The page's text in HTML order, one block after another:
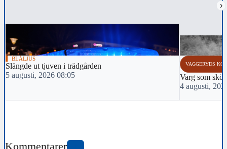
›
BLÅLJUS
Slängde ut tjuven i trädgården
5 augusti, 2026 08:05
VAGGERYDS
Varg som
4 augusti,